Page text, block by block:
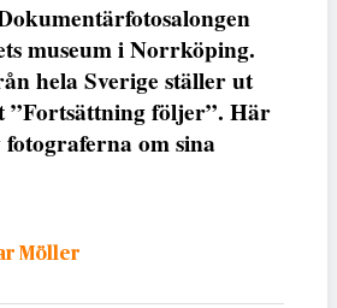
museum i Norrköping.
hela Sverige ställer ut
”Fortsättning följer”. Här
om sina
Möller